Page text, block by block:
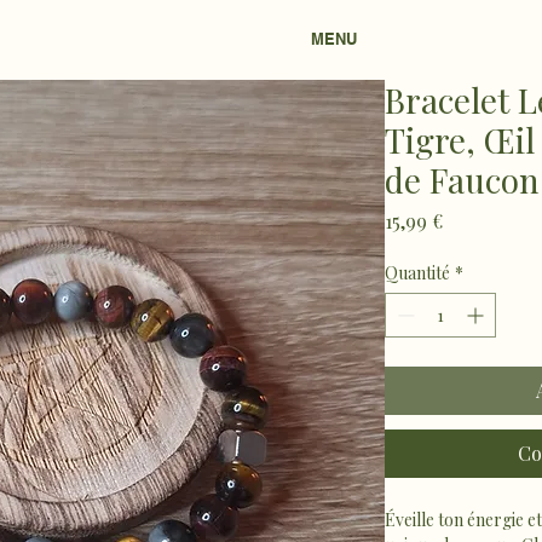
MENU
Bracelet
Tigre, Œil
de Faucon
15,99 €Prix
Quantité *
Éveille ton énergie